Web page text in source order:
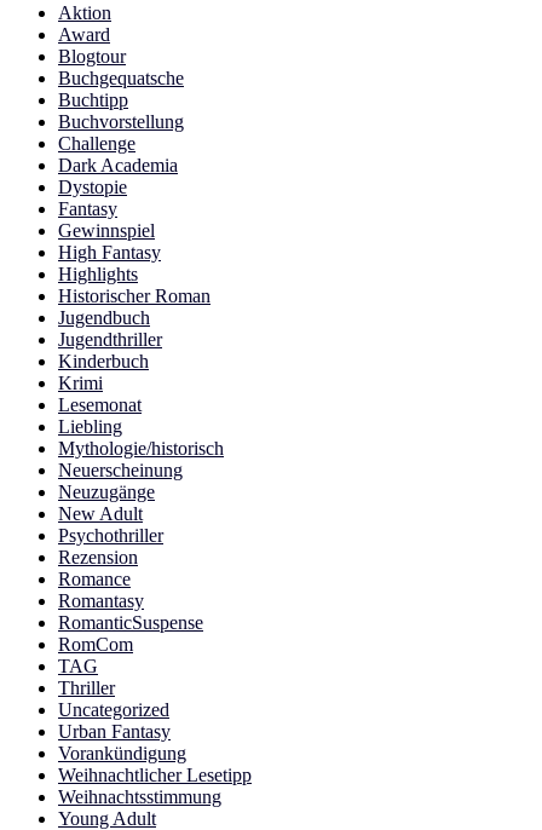
Aktion
Award
Blogtour
Buchgequatsche
Buchtipp
Buchvorstellung
Challenge
Dark Academia
Dystopie
Fantasy
Gewinnspiel
High Fantasy
Highlights
Historischer Roman
Jugendbuch
Jugendthriller
Kinderbuch
Krimi
Lesemonat
Liebling
Mythologie/historisch
Neuerscheinung
Neuzugänge
New Adult
Psychothriller
Rezension
Romance
Romantasy
RomanticSuspense
RomCom
TAG
Thriller
Uncategorized
Urban Fantasy
Vorankündigung
Weihnachtlicher Lesetipp
Weihnachtsstimmung
Young Adult